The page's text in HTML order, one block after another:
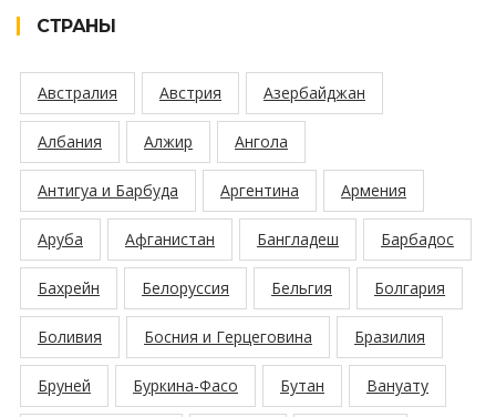
СТРАНЫ
Австралия Австрия Азербайджан
Албания Алжир Ангола
Антигуа и Барбуда Аргентина Армения
Аруба Афганистан Бангладеш Барбадос
Бахрейн Белоруссия Бельгия Болгария
Боливия Босния и Герцеговина Бразилия
Бруней Буркина-Фасо Бутан Вануату